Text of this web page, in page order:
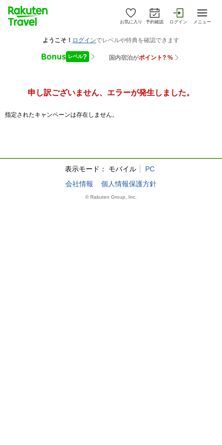
お気に入り 予約確認 ログイン メニュー
申し訳ございません、エラーが発生しました。
指定されたキャンペーンは存在しません。
表示モード： モバイル
PC
会社情報
個人情報保護方針
© Rakuten Group, Inc.